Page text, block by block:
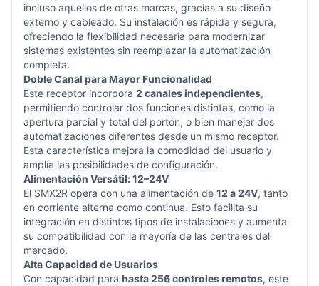
incluso aquellos de otras marcas, gracias a su diseño
externo y cableado. Su instalación es rápida y segura,
ofreciendo la flexibilidad necesaria para modernizar
sistemas existentes sin reemplazar la automatización
completa.
Doble Canal para Mayor Funcionalidad
Este receptor incorpora 2 canales independientes,
permitiendo controlar dos funciones distintas, como la
apertura parcial y total del portón, o bien manejar dos
automatizaciones diferentes desde un mismo receptor.
Esta característica mejora la comodidad del usuario y
amplía las posibilidades de configuración.
Alimentación Versátil: 12–24V
El SMX2R opera con una alimentación de 12 a 24V, tanto
en corriente alterna como continua. Esto facilita su
integración en distintos tipos de instalaciones y aumenta
su compatibilidad con la mayoría de las centrales del
mercado.
Alta Capacidad de Usuarios
Con capacidad para hasta 256 controles remotos, este